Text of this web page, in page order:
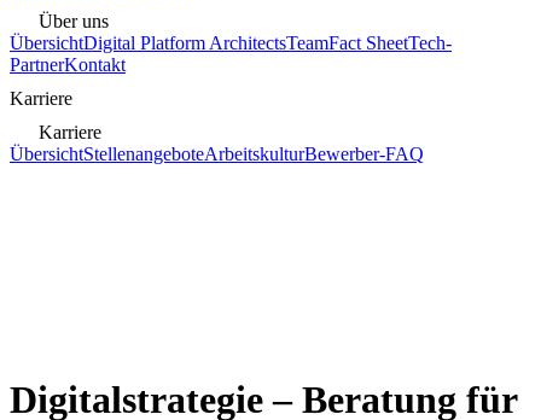
Über uns
ÜbersichtDigital Platform ArchitectsTeamFact SheetTech-
PartnerKontakt
Karriere
Karriere
ÜbersichtStellenangeboteArbeitskulturBewerber-FAQ
Digitalstrategie – Beratung für